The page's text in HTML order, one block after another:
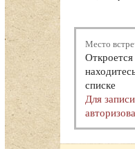
Место
списке
Для